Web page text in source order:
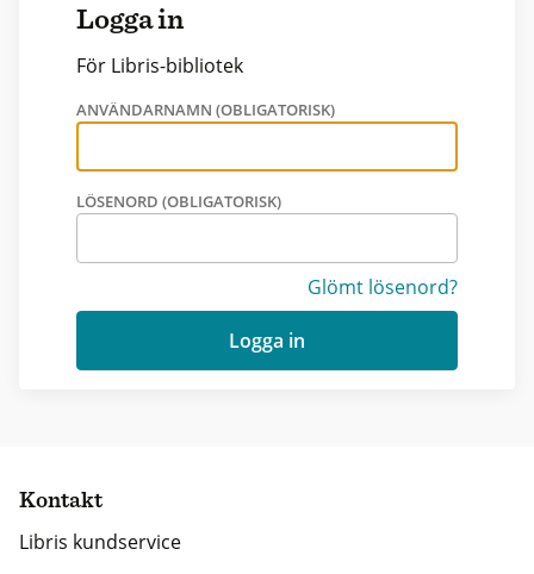
Logga in
För Libris-bibliotek
ANVÄNDARNAMN (OBLIGATORISK)
LÖSENORD (OBLIGATORISK)
Glömt lösenord?
Logga in
Kontakt
Libris kundservice